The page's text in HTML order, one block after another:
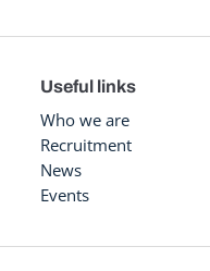
Useful links
Who we are
Recruitment
News
Events